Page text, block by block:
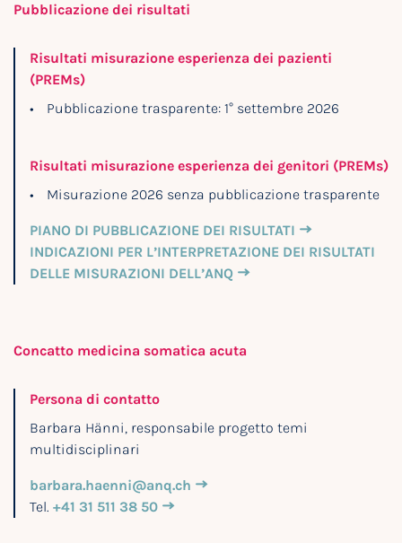
Pubblicazione dei risultati
Risultati misurazione esperienza dei pazienti
(PREMs)
Pubblicazione trasparente: 1° settembre 2026
Risultati misurazione esperienza dei genitori (PREMs)
Misurazione 2026 senza pubblicazione trasparente
PIANO DI PUBBLICAZIONE DEI RISULTATI
INDICAZIONI PER L’INTERPRETAZIONE DEI RISULTATI
DELLE MISURAZIONI DELL’ANQ
Concatto medicina somatica acuta
Persona di contatto
Barbara Hänni, responsabile progetto temi
multidisciplinari
barbara.haenni@anq.ch
Tel. +41 31 511 38 50